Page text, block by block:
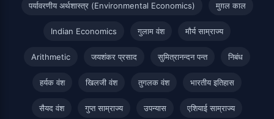
पर्यावरणीय अर्थशास्त्र (Environmental Economics) मुग़ल काल
Indian Economics गुलाम वंश मौर्य साम्राज्य
Arithmetic जयशंकर प्रसाद सुमित्रानन्दन पन्त निबंध
हर्यक वंश खिलजी वंश तुगलक वंश भारतीय इतिहास
सैयद वंश गुप्त साम्राज्य उपन्यास एशियाई साम्राज्य